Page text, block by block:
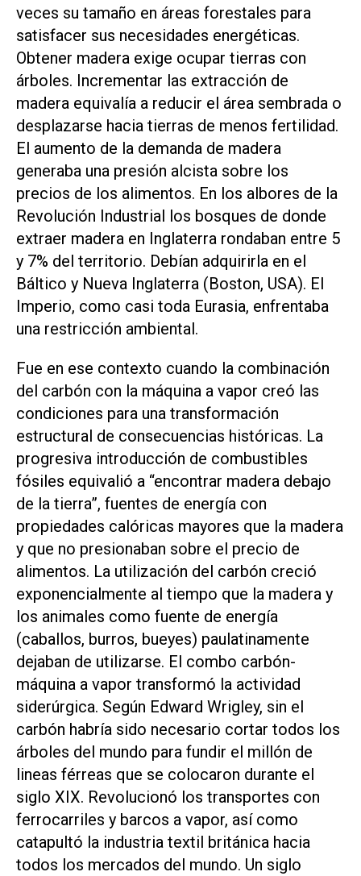
veces su tamaño en áreas forestales para
satisfacer sus necesidades energéticas.
Obtener madera exige ocupar tierras con
árboles. Incrementar las extracción de
madera equivalía a reducir el área sembrada o
desplazarse hacia tierras de menos fertilidad.
El aumento de la demanda de madera
generaba una presión alcista sobre los
precios de los alimentos. En los albores de la
Revolución Industrial los bosques de donde
extraer madera en Inglaterra rondaban entre 5
y 7% del territorio. Debían adquirirla en el
Báltico y Nueva Inglaterra (Boston, USA). El
Imperio, como casi toda Eurasia, enfrentaba
una restricción ambiental.
Fue en ese contexto cuando la combinación
del carbón con la máquina a vapor creó las
condiciones para una transformación
estructural de consecuencias históricas. La
progresiva introducción de combustibles
fósiles equivalió a “encontrar madera debajo
de la tierra”, fuentes de energía con
propiedades calóricas mayores que la madera
y que no presionaban sobre el precio de
alimentos. La utilización del carbón creció
exponencialmente al tiempo que la madera y
los animales como fuente de energía
(caballos, burros, bueyes) paulatinamente
dejaban de utilizarse. El combo carbón-
máquina a vapor transformó la actividad
siderúrgica. Según Edward Wrigley, sin el
carbón habría sido necesario cortar todos los
árboles del mundo para fundir el millón de
lineas férreas que se colocaron durante el
siglo XIX. Revolucionó los transportes con
ferrocarriles y barcos a vapor, así como
catapultó la industria textil británica hacia
todos los mercados del mundo. Un siglo